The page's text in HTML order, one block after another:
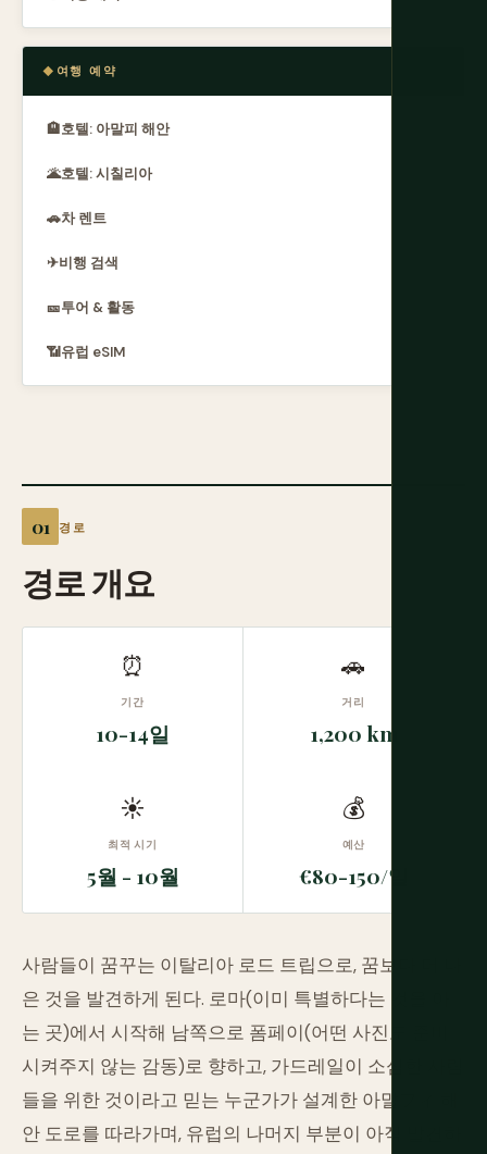
경로
경로 개요
⏰
기간
10-14일
🚗
거리
1,200 km
☀
최적 시기
5월 - 10월
💰
예산
€80-150/일
사람들이 꿈꾸는 이탈리아 로드 트립으로, 꿈보다 더 나
은 것을 발견하게 된다. 로마(이미 특별하다는 것을 아
는 곳)에서 시작해 남쪽으로 폼페이(어떤 사진도 준비
시켜주지 않는 감동)로 향하고, 가드레일이 소심한 사람
들을 위한 것이라고 믿는 누군가가 설계한 아말フィ 해
안 도로를 따라가며, 유럽의 나머지 부분이 아직 발견하
여행 예약
🏨호텔: 아말피 해안
🌋호텔: 시칠리아
🚗차 렌트
✈비행 검색
🎫투어 & 활동
📶유럽 eSIM